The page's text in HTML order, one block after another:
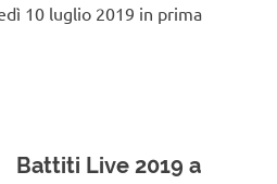
10 luglio 2019 in prima
Battiti Live 2019 a